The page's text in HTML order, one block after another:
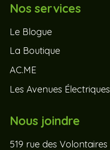
Nos services
Le Blogue
La Boutique
AC.ME
Les Avenues Électriques
Nous joindre
519 rue des Volontaires